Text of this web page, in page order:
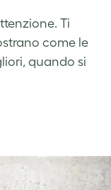
Ti
come le
quando si